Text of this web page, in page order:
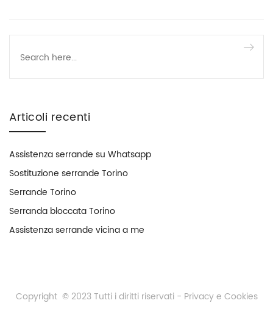
Articoli recenti
Assistenza serrande su Whatsapp
Sostituzione serrande Torino
Serrande Torino
Serranda bloccata Torino
Assistenza serrande vicina a me
Copyright © 2023 Tutti i diritti riservati - Privacy e Cookies